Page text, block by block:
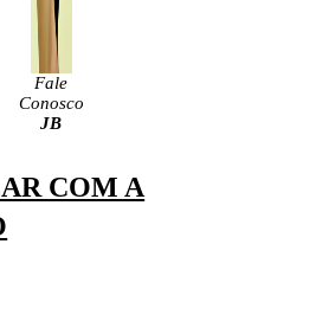
Fale
Conosco
JB
COM A